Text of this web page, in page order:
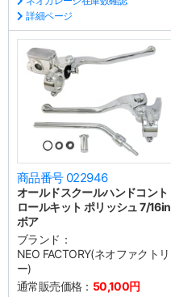
詳細ページ
商品番号 022946
オールドスクールハンドコント
ロールキット ポリッシュ 7/16in
ボア
ブランド：
NEO FACTORY(ネオファクトリ
ー)
通常販売価格： 50,100円